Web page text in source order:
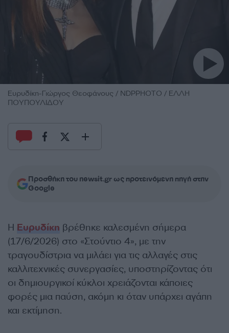
Ευρυδίκη-Γιώργος Θεοφάνους / NDPPHOTO / ΕΛΛΗ
ΠΟΥΠΟΥΛΙΔΟΥ
Προσθήκη του newsit.gr ως προτεινόμενη πηγή στην
Google
Η Ευρυδίκη βρέθηκε καλεσμένη σήμερα
(17/6/2026) στο «Στούντιο 4», με την
τραγουδίστρια να μιλάει για τις αλλαγές στις
καλλιτεχνικές συνεργασίες, υποστηρίζοντας ότι
οι δημιουργικοί κύκλοι χρειάζονται κάποιες
φορές μια παύση, ακόμη κι όταν υπάρχει αγάπη
και εκτίμηση.